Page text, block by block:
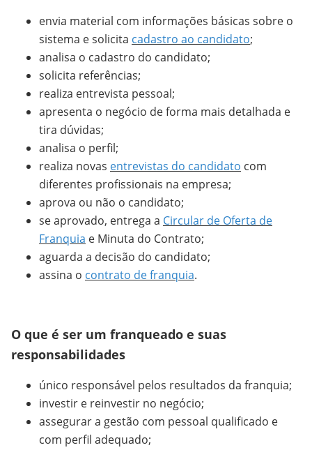
envia material com informações básicas sobre o
sistema e solicita cadastro ao candidato;
analisa o cadastro do candidato;
solicita referências;
realiza entrevista pessoal;
apresenta o negócio de forma mais detalhada e
tira dúvidas;
analisa o perfil;
realiza novas entrevistas do candidato com
diferentes profissionais na empresa;
aprova ou não o candidato;
se aprovado, entrega a Circular de Oferta de
Franquia e Minuta do Contrato;
aguarda a decisão do candidato;
assina o contrato de franquia.
O que é ser um franqueado e suas
responsabilidades
único responsável pelos resultados da franquia;
investir e reinvestir no negócio;
assegurar a gestão com pessoal qualificado e
com perfil adequado;